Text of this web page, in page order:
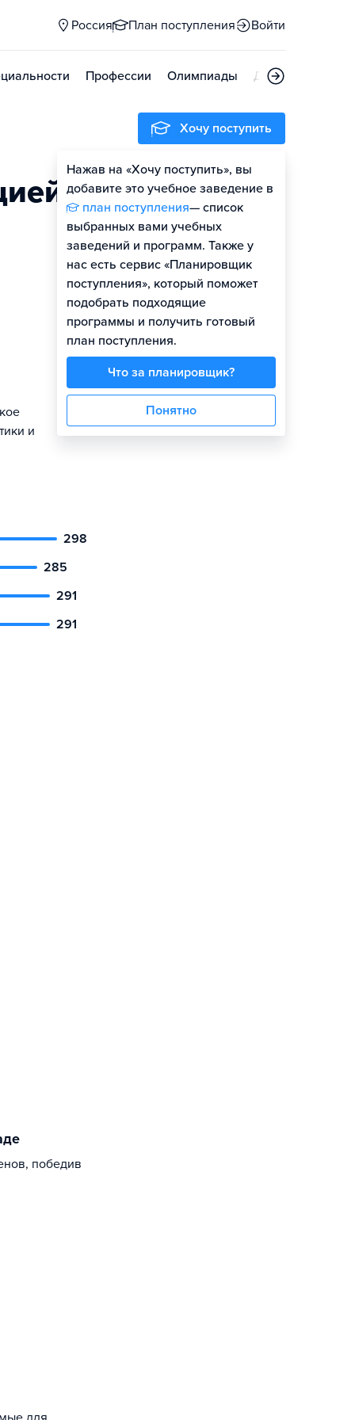
Россия План поступления Войти
Профессии Олимпиады Дни открытых
и
298
285
291
291
победив
Хочу поступить
Нажав на «Хочу поступить», вы
добавите это учебное заведение в
план поступления— список
выбранных вами учебных
заведений и программ. Также у
нас есть сервис «Планировщик
поступления», который поможет
подобрать подходящие
программы и получить готовый
план поступления.
Что за планировщик?
Понятно
Оценить шансы